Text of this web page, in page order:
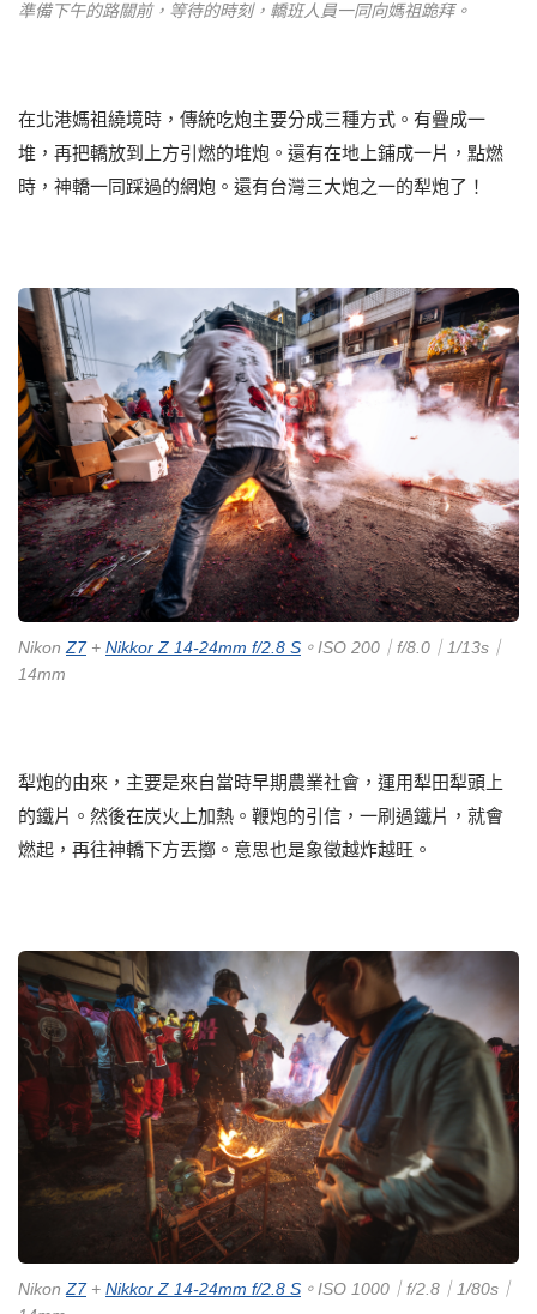
準備下午的路關前，等待的時刻，轎班人員一同向媽祖跪拜。
在北港媽祖繞境時，傳統吃炮主要分成三種方式。有疊成一
堆，再把轎放到上方引燃的堆炮。還有在地上鋪成一片，點燃
時，神轎一同踩過的網炮。還有台灣三大炮之一的犁炮了！
Nikon Z7+ Nikkor Z 14-24mm f/2.8 S 。ISO 200｜f/8.0｜1/13s｜
14mm
犁炮的由來，主要是來自當時早期農業社會，運用犁田犁頭上
的鐵片。然後在炭火上加熱。鞭炮的引信，一刷過鐵片，就會
燃起，再往神轎下方丟擲。意思也是象徵越炸越旺。
NikonZ7+ Nikkor Z 14-24mm f/2.8 S 。ISO 1000｜f/2.8｜1/80s｜